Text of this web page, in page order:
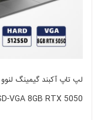
VGA 8GB RTX 5050